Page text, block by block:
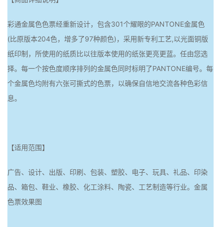
彩通金属色色票经重新设计，包含301个耀眼的PANTONE金属色
(比原版本204色，增多了97种颜色)，采用新专利工艺,以光面铜版
纸印制，所使用的纸质比以往版本使用的纸张更亮更蓝。任由您选
择。每一个按色度顺序排列的金属色同时标明了PANTONE编号。每
个金属色均附有六张可撕式的色票，以确保自信地交流各种色彩信
息。
【适用范围】
广告、设计、出版、印刷、包装、塑胶、电子、玩具、礼品、印染
品、箱包、鞋业、橡胶、化工涂料、陶瓷、工艺制造等行业。金属
色票效果图